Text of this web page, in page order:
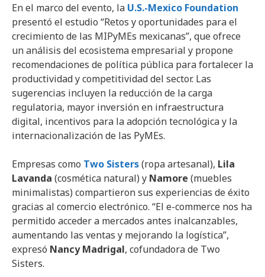
En el marco del evento, la U.S.-Mexico Foundation
presentó el estudio “Retos y oportunidades para el
crecimiento de las MIPyMEs mexicanas”, que ofrece
un análisis del ecosistema empresarial y propone
recomendaciones de política pública para fortalecer la
productividad y competitividad del sector. Las
sugerencias incluyen la reducción de la carga
regulatoria, mayor inversión en infraestructura
digital, incentivos para la adopción tecnológica y la
internacionalización de las PyMEs.
Empresas como Two Sisters(ropa artesanal), Lila
Lavanda (cosmética natural) y Namore (muebles
minimalistas) compartieron sus experiencias de éxito
gracias al comercio electrónico. “El e-commerce nos ha
permitido acceder a mercados antes inalcanzables,
aumentando las ventas y mejorando la logística”,
expresó Nancy Madrigal, cofundadora de Two
Sisters.